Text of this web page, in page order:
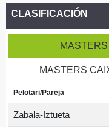
CLASIFICACIÓN
MASTERS
Pelotari/Pareja
Zabala-Iztueta